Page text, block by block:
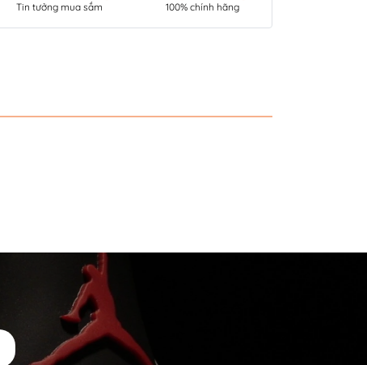
Tin tưởng mua sắm 100% chính hãng